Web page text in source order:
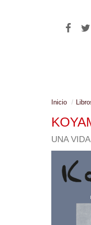
Inicio
UNA